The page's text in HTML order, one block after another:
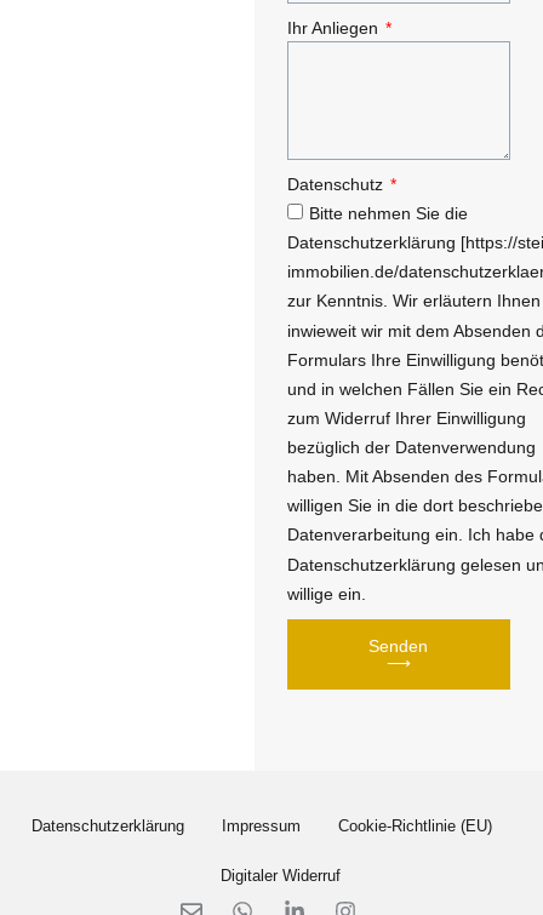
Ihr Anliegen
Datenschutz
Bitte nehmen Sie die
Datenschutzerklärung [https://
immobilien.de/
zur Kenntnis. Wir erläutern
inwieweit wir mit dem Absenden
Formulars Ihre Einwilligung
und in welchen Fällen Sie ein
zum Widerruf Ihrer Einwilligung
bezüglich der Datenverwendung
haben. Mit Absenden des
willigen Sie in die dort
Datenverarbeitung ein. Ich habe
Datenschutzerklärung gelesen
willige ein.
Senden
⟶
Datenschutzerklärung Impressum Cookie-Richtlinie (EU)
Digitaler Widerruf